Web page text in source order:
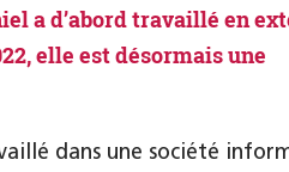
a d’abord travaillé en
elle est désormais une
dans une société